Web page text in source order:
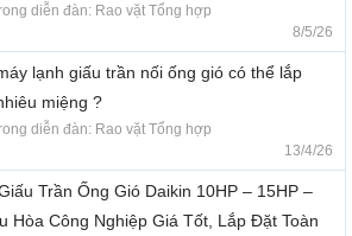
diễn đàn: Rao vặt Tổng hợp
8/5/26
lạnh giấu trần nối ống gió có thể lắp
miệng ?
diễn đàn: Rao vặt Tổng hợp
13/4/26
Trần Ống Gió Daikin 10HP – 15HP –
Hòa Công Nghiệp Giá Tốt, Lắp Đặt Toàn